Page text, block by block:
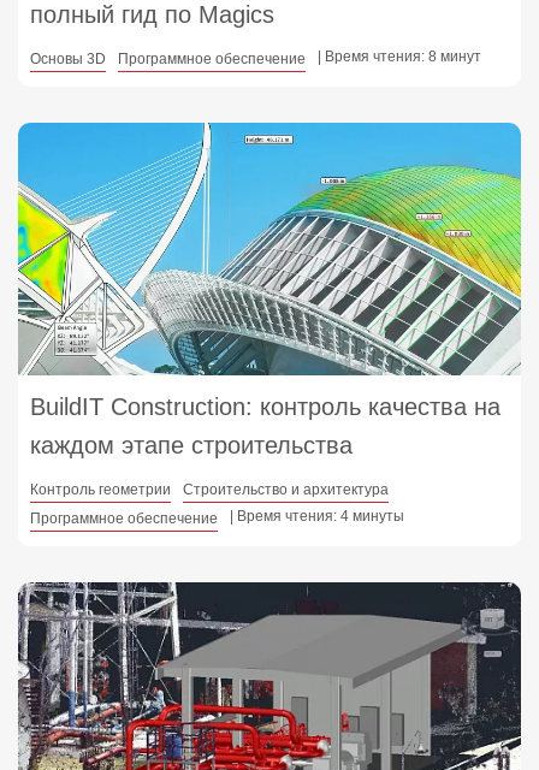
полный гид по Magics
Основы 3D Программное обеспечение | Время чтения: 8 минут
BuildIT Construction: контроль качества на
каждом этапе строительства
Контроль геометрии
Строительство и архитектура
Программное обеспечение
| Время чтения: 4 минуты